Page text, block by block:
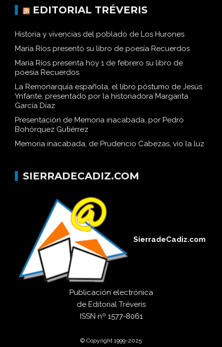
EDITORIAL TRÉVERIS
Historia y vivencias del poblado de Los Hurones
María Ríos presentó su libro de poesía Recuerdos
María Ríos presenta hoy 1 de febrero su libro de
poesía Recuerdos
La Remonarquía española, el libro póstumo de Jesús
Ynfante, presentado por la historiadora Margarita
García Díaz
Presentación de Memoria inacabada, por Pedro
Bohórquez Gutiérrez
Memoria inacabada, de Prudencio Cabezas, vio la luz
SIERRADECADIZ.COM
SierradeCadiz.com
Publicación electrónica
de Editorial Tréveris
ISSN nº 1577-8061
© Copyright 1999-2025